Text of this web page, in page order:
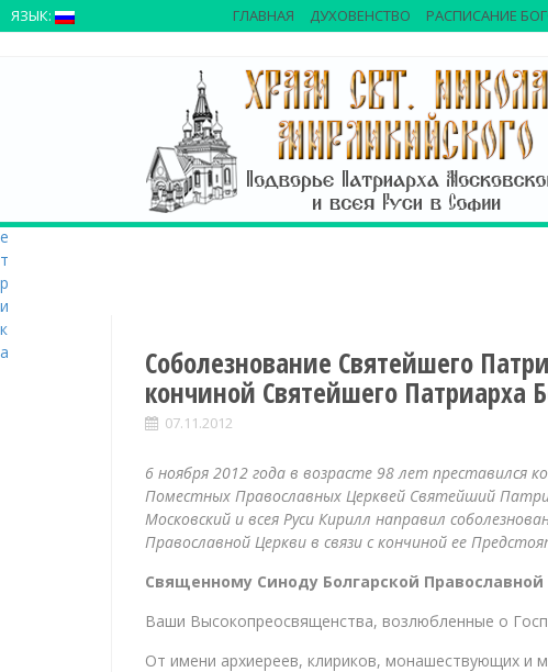
S
n
t
e
n
t
ГЛАВНАЯ ДУХОВЕНСТВО РАСПИСАНИЕ
ЯЗЫК:
Соболезнование Святейшего
кончиной Святейшего Патриарха
07.11.2012
6 ноября 2012 года в возрасте 98 лет преставился
Поместных Православных Церквей Святейший
Московский и всея Руси Кирилл направил
Православной Церкви в связи с кончиной ее
Священному Синоду Болгарской
Ваши Высокопреосвященства, возлюбленные о
От имени архиереев, клириков, монашествующих и